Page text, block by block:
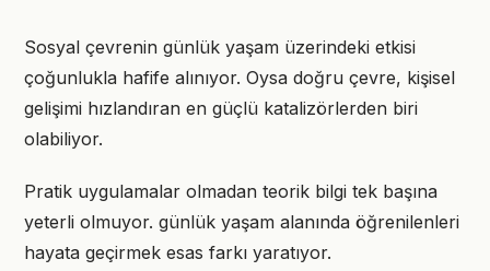
Sosyal çevrenin günlük yaşam üzerindeki etkisi
çoğunlukla hafife alınıyor. Oysa doğru çevre, kişisel
gelişimi hızlandıran en güçlü katalizörlerden biri
olabiliyor.
Pratik uygulamalar olmadan teorik bilgi tek başına
yeterli olmuyor. günlük yaşam alanında öğrenilenleri
hayata geçirmek esas farkı yaratıyor.